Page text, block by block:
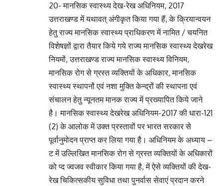
20- मानसिक स्वास्थ्य देख-रेख अधिनियम, 2017
उत्तराखण्ड में यथावत् अंगीकृत किया गया हैं, के क्रियान्वयन
हेतु राज्य मानसिक स्वास्थ्य प्राधिकरण में नामित / चयनित
विशेषज्ञों द्वारा तैयार किये गये राज्य मानसिक स्वास्थ्य देखरेख
नियमों, उत्तराखण्ड राज्य मानसिक स्वास्थ्य विनियम,
मानसिक रोग से ग्रस्त व्यक्तियों के अधिकार, मानसिक
स्वास्थ्य स्थापनों एवं नशा मुक्ति केन्द्रों की स्थापना एवं
संचालन हेतु न्यूनतम मानक राज्य में प्रख्यापित किये जाने
है। मानसिक स्वास्थ्य देखरेख अधिनियम-2017 की धारा-121
(2) के आलोक में उक्त प्रस्तावों पर भारत सरकार से
पूर्वानुमोदन प्राप्त कर लिया गया है। अधिनियम के अध्याय –
ट में उल्लिखित मानसिक रोग से ग्रस्त व्यक्तियों के अधिकारों
को प्द ज्वजव स्वीकार किया गया है, में ऐसे व्यक्तियों की देख-
रेख चिकित्सकीय सुविधा तथा पुनर्वास सेवाएं प्रदान करने